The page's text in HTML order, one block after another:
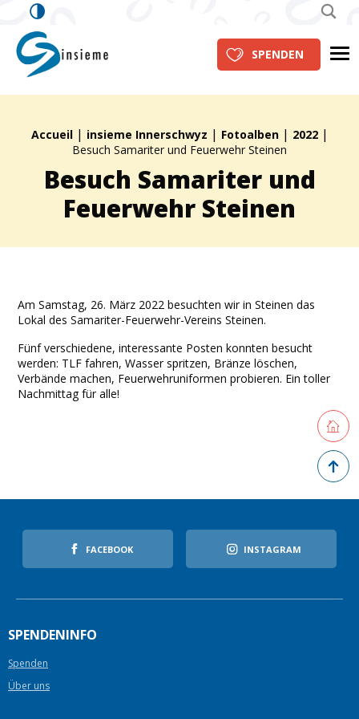
insieme Innerschwyz
SPENDEN
Brotkrümelpfad:
Accueil | insieme Innerschwyz | Fotoalben | 2022 |
Besuch Samariter und Feuerwehr Steinen
Besuch Samariter und
Feuerwehr Steinen
Am Samstag, 26. März 2022 besuchten wir in Steinen das
Lokal des Samariter-Feuerwehr-Vereins Steinen.
Fünf verschiedene, interessante Posten konnten besucht
werden: TLF fahren, Wasser spritzen, Bränze löschen,
Verbände machen, Feuerwehruniformen probieren. Ein toller
Nachmittag für alle!
FACEBOOK INSTAGRAM
SPENDENINFO
Spenden
Über uns
Zurück